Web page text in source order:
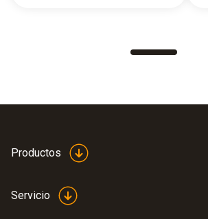
Productos
Servicio